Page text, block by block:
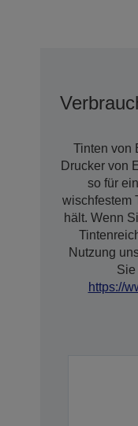
Tinten von
Drucker von
so für
wischfestem
hält. Wenn
Nutzung
Sie
https://